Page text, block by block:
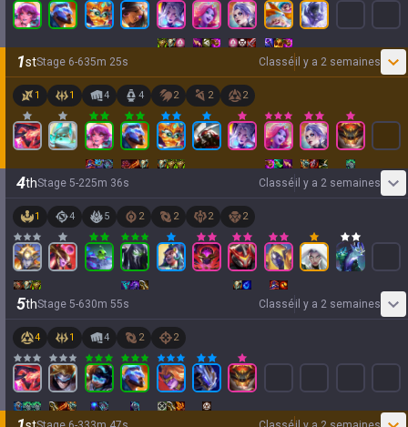
1stStage 6-635m 25s Classéil y a 2 semaines
1 1 4 4 2 2 2
4thStage 5-225m 36s Classéil y a 2 semaines
1 4 5 2 2 2 2
5thStage 5-630m 55s Classéil y a 2 semaines
4 1 4 2 2